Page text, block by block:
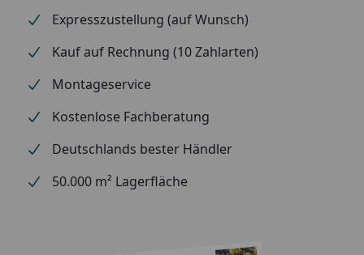
Expresszustellung (auf Wunsch)
Kauf auf Rechnung (10 Zahlarten)
Montageservice
Kostenlose Fachberatung
Deutschlands bester Händler
50.000 m² Lagerfläche